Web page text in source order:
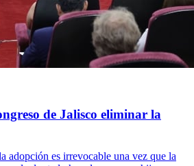
de Jalisco eliminar la
adopción es irrevocable una vez que la